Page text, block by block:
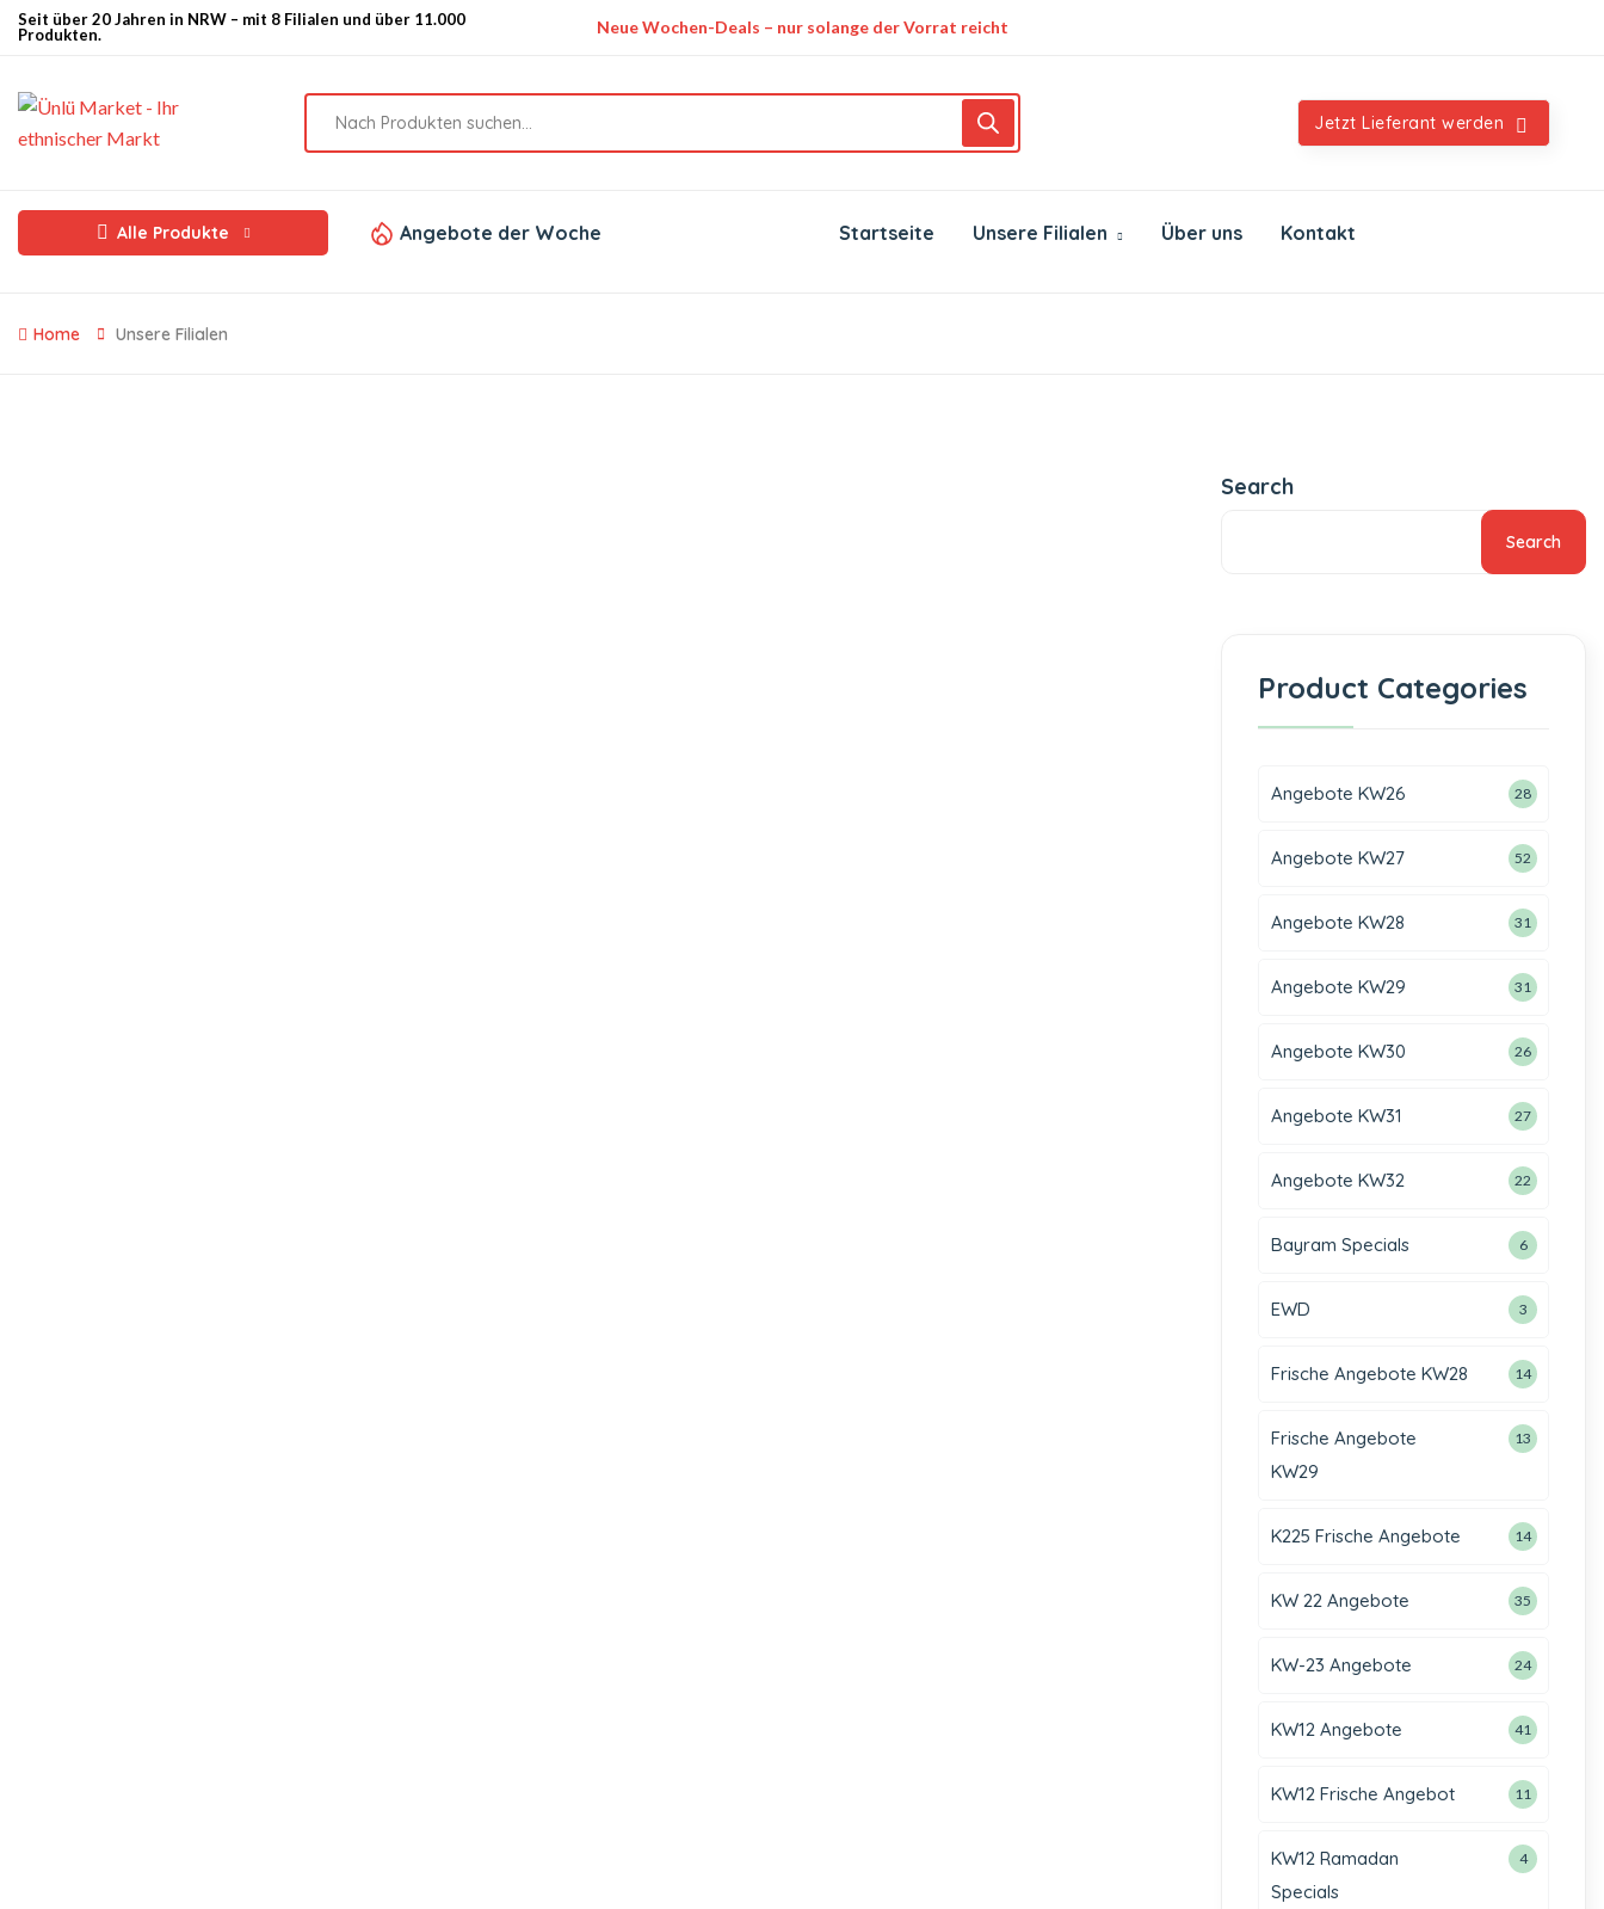
Seit über 20 Jahren in NRW – mit 8 Filialen und über 11.000
Produkten.
Neue Wochen-Deals – nur solange der Vorrat reicht
Jetzt Lieferant werden
Alle Produkte Angebote der Woche Startseite Unsere Filialen Über uns Kontakt
Home Unsere Filialen
Search
Search
Product Categories
Angebote KW26 28
Angebote KW27 52
Angebote KW28 31
Angebote KW29 31
Angebote KW30 26
Angebote KW31 27
Angebote KW32 22
Bayram Specials 6
EWD 3
Frische Angebote KW28 14
Frische Angebote
KW29
13
K225 Frische Angebote 14
KW 22 Angebote 35
KW-23 Angebote 24
KW12 Angebote 41
KW12 Frische Angebot 11
KW12 Ramadan
Specials
4